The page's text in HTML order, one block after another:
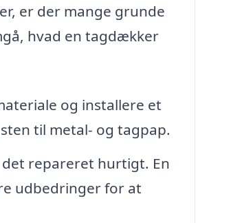
er der mange grunde
hvad en tagdækker
og installere et
til metal- og tagpap.
repareret hurtigt. En
udbedringer for at